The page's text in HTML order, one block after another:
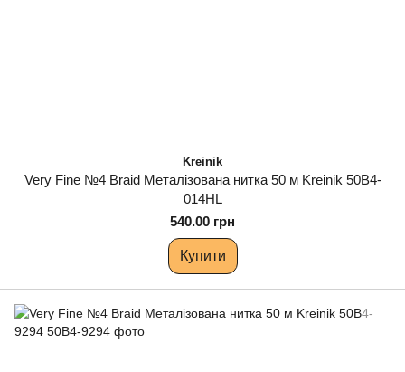
Kreinik
Very Fine №4 Braid Металізована нитка 50 м Kreinik 50B4-
014HL
540.00 грн
Купити